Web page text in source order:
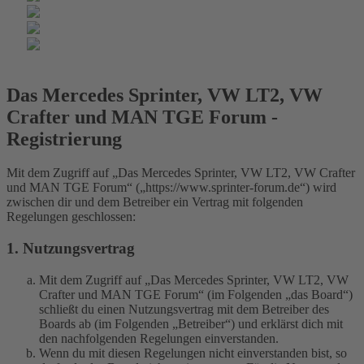
Das Mercedes Sprinter, VW LT2, VW
Crafter und MAN TGE Forum -
Registrierung
Mit dem Zugriff auf „Das Mercedes Sprinter, VW LT2, VW Crafter
und MAN TGE Forum“ („https://www.sprinter-forum.de“) wird
zwischen dir und dem Betreiber ein Vertrag mit folgenden
Regelungen geschlossen:
1. Nutzungsvertrag
Mit dem Zugriff auf „Das Mercedes Sprinter, VW LT2, VW
Crafter und MAN TGE Forum“ (im Folgenden „das Board“)
schließt du einen Nutzungsvertrag mit dem Betreiber des
Boards ab (im Folgenden „Betreiber“) und erklärst dich mit
den nachfolgenden Regelungen einverstanden.
Wenn du mit diesen Regelungen nicht einverstanden bist, so